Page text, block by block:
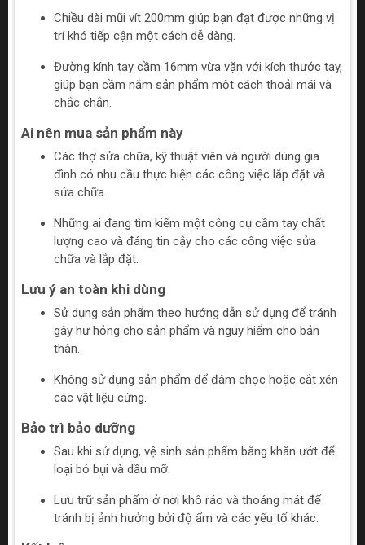
Chiều dài mũi vít 200mm giúp bạn đạt được những vị
trí khó tiếp cận một cách dễ dàng.
Đường kính tay cầm 16mm vừa vặn với kích thước tay,
giúp bạn cầm nắm sản phẩm một cách thoải mái và
chắc chắn.
Ai nên mua sản phẩm này
Các thợ sửa chữa, kỹ thuật viên và người dùng gia
đình có nhu cầu thực hiện các công việc lắp đặt và
sửa chữa.
Những ai đang tìm kiếm một công cụ cầm tay chất
lượng cao và đáng tin cậy cho các công việc sửa
chữa và lắp đặt.
Lưu ý an toàn khi dùng
Sử dụng sản phẩm theo hướng dẫn sử dụng để tránh
gây hư hỏng cho sản phẩm và nguy hiểm cho bản
thân.
Không sử dụng sản phẩm để đâm chọc hoặc cắt xén
các vật liệu cứng.
Bảo trì bảo dưỡng
Sau khi sử dụng, vệ sinh sản phẩm bằng khăn ướt để
loại bỏ bụi và dầu mỡ.
Lưu trữ sản phẩm ở nơi khô ráo và thoáng mát để
tránh bị ảnh hưởng bởi độ ẩm và các yếu tố khác.